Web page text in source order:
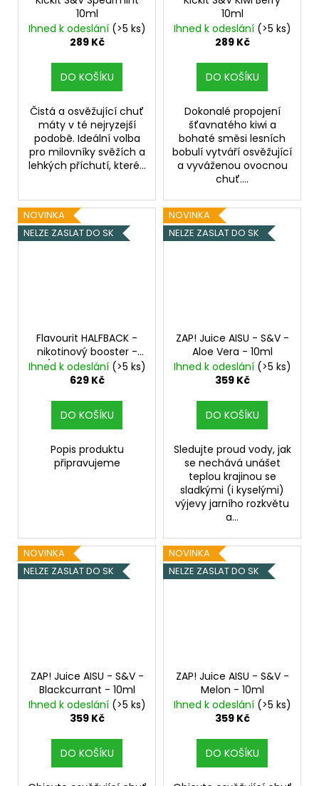
10ml
Ihned k odeslání (>5 ks)
289 Kč
DO KOŠÍKU
Čistá a osvěžující chuť
máty v té nejryzejší
podobě. Ideální volba
pro milovníky svěžích a
lehkých příchutí, které...
10ml
Ihned k odeslání (>5 ks)
289 Kč
DO KOŠÍKU
Dokonalé propojení
šťavnatého kiwi a
bohaté směsi lesních
bobulí vytváří osvěžující
a vyváženou ovocnou
chuť....
NOVINKA
NELZE ZASLAT DO SK
Flavourit HALFBACK -
nikotinový booster -
70/30 - 5x10ml - 6mg
Ihned k odeslání (>5 ks)
629 Kč
DO KOŠÍKU
Popis produktu
připravujeme
NOVINKA
NELZE ZASLAT DO SK
ZAP! Juice AISU - S&V -
Aloe Vera - 10ml
Ihned k odeslání (>5 ks)
359 Kč
DO KOŠÍKU
Sledujte proud vody, jak
se nechává unášet
teplou krajinou se
sladkými (i kyselými)
výjevy jarního rozkvětu
a...
NOVINKA
NELZE ZASLAT DO SK
ZAP! Juice AISU - S&V -
Blackcurrant - 10ml
Ihned k odeslání (>5 ks)
359 Kč
DO KOŠÍKU
NOVINKA
NELZE ZASLAT DO SK
ZAP! Juice AISU - S&V -
Melon - 10ml
Ihned k odeslání (>5 ks)
359 Kč
DO KOŠÍKU